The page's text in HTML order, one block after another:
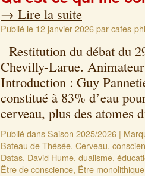
→ Lire la suite
Publié le 12 janvier 2026parcafes-
Restitution du débat du
Chevilly-Larue.
Introduction : Guy
constitué à 83% d’eau
cerveau, plus des
Publié dansSaison 2025/2026 |
Bateau de Thésée, Cerveau,
Datas, David Hume, dualisme,
Être de conscience, Être monolithique